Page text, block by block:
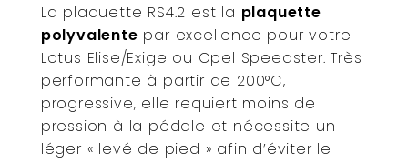
La plaquette RS4.2 est la plaquette
polyvalente par excellence pour votre
Lotus Elise/Exige ou Opel Speedster. Très
performante à partir de 200°C,
progressive, elle requiert moins de
pression à la pédale et nécessite un
léger « levé de pied » afin d’éviter le